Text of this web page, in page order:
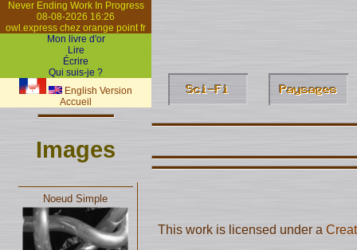
Never Ending Work In Progress
08-08-2026 16:26
owl.express chez orange point fr
Mon livre d'or
Lire
Écrire
Qui suis-je ?
English Version
Accueil
Images
Noeud Simple
This work is licensed under a